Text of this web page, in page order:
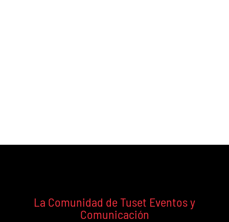
La Comunidad de Tuset Eventos y
Comunicación